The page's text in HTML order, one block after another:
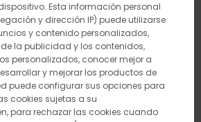
Esta información personal
y dirección IP) puede utilizarse
y contenido personalizados,
la publicidad y los contenidos,
personalizados, conocer mejor a
y mejorar los productos de
puede configurar sus opciones para
cookies sujetas a su
para rechazar las cookies cuando